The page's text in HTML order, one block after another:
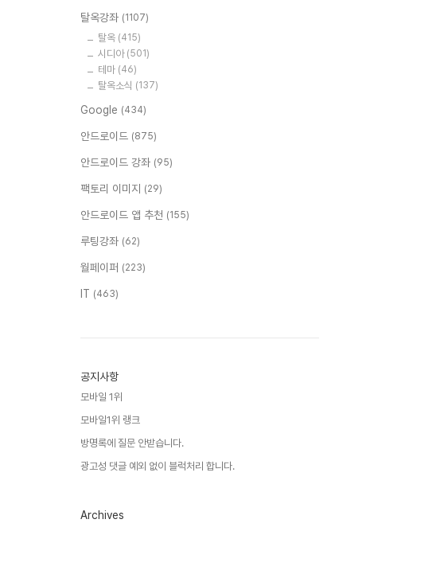
탈옥강좌 (1107)
탈옥 (415)
시디아 (501)
테마 (46)
탈옥소식 (137)
Google (434)
안드로이드 (875)
안드로이드 강좌 (95)
팩토리 이미지 (29)
안드로이드 앱 추천 (155)
루팅강좌 (62)
월페이퍼 (223)
IT (463)
공지사항
모바일 1위
모바일1위 랭크
방명록에 질문 안받습니다.
광고성 댓글 예외 없이 블럭처리 합니다.
Archives